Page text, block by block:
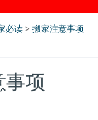
必读 > 搬家注意事项
事项